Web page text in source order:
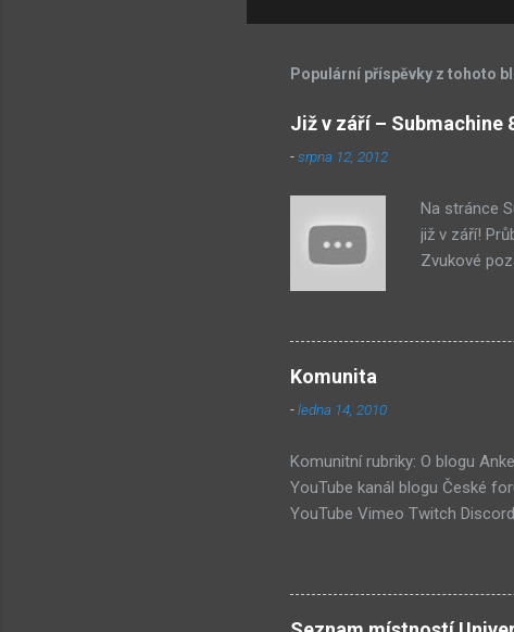
e
t
á
ř
e
Populární příspěvky z tohoto
Již v září – Submachine
-srpna 12, 2012
Na stránce
již v září!
Zvukové
jako
Komunita
-ledna 14, 2010
Komunitní rubriky: O blogu
YouTube kanál blogu České
YouTube Vimeo Twitch
Submachine 8: The Plan
(74) Submachine 6 v sobotu?
vlivy #1: UVB-76 (49) Pod